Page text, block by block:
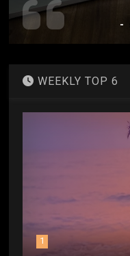
-
WEEKLY TOP 6
1